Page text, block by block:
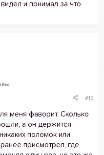
и понимал за что
#15
меня фаворит. Сколько
а он держится
поломок или
присмотрел, где